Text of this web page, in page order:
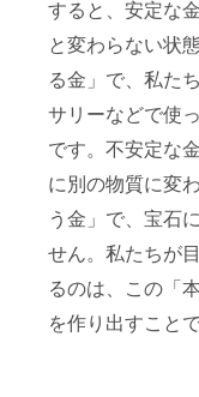
すると、安定な
と変わらない状
る金」で、私た
サリーなどで使
です。不安定な
に別の物質に変
う金」で、宝石
せん。私たちが
るのは、この「
を作り出すことで